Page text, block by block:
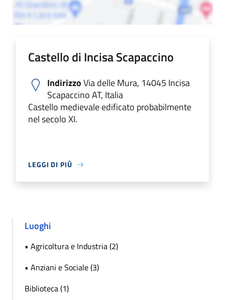
Castello di Incisa Scapaccino
IndirizzoVia delle Mura, 14045 Incisa
Scapaccino AT, Italia
Castello medievale edificato probabilmente
nel secolo XI.
LEGGI DI PIÙ
Luoghi
• Agricoltura e Industria (2)
• Anziani e Sociale (3)
Biblioteca (1)